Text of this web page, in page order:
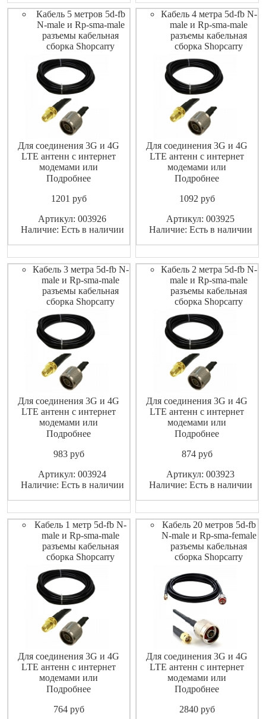
Кабель 5 метров 5d-fb
N-male и Rp-sma-male
разъемы кабельная
сборка Shopcarry
Для соединения 3G и 4G
LTE антенн с интернет
модемами или
маршрутизаторами
Высококачественный
не допускает значительных
потерь высокочастотного
Подробнее
1201 pуб
Артикул: 003926
Наличие: Есть в наличии
Кабель 4 метра 5d-fb N-
male и Rp-sma-male
разъемы кабельная
сборка Shopcarry
Для соединения 3G и 4G
LTE антенн с интернет
модемами или
маршрутизаторами
Высококачественный
не допускает значительных
потерь высокочастотного
Подробнее
1092 pуб
Артикул: 003925
Наличие: Есть в наличии
Кабель 3 метра 5d-fb N-
male и Rp-sma-male
разъемы кабельная
сборка Shopcarry
Для соединения 3G и 4G
LTE антенн с интернет
модемами или
маршрутизаторами
Высококачественный
не допускает значительных
потерь высокочастотного
Подробнее
983pуб
Артикул: 003924
Наличие: Есть в наличии
Кабель 2 метра 5d-fb N-
male и Rp-sma-male
разъемы кабельная
сборка Shopcarry
Для соединения 3G и 4G
LTE антенн с интернет
модемами или
маршрутизаторами
Высококачественный
не допускает значительных
потерь высокочастотного
Подробнее
874pуб
Артикул: 003923
Наличие: Есть в наличии
Кабель 1 метр 5d-fb N-
male и Rp-sma-male
разъемы кабельная
сборка Shopcarry
Для соединения 3G и 4G
LTE антенн с интернет
модемами или
маршрутизаторами
Высококачественный
Подробнее
764pуб
Кабель 20 метров 5d-fb
N-male и Rp-sma-female
разъемы кабельная
сборка Shopcarry
Для соединения 3G и 4G
LTE антенн с интернет
модемами или
маршрутизаторами
Высококачественный
Подробнее
2840pуб